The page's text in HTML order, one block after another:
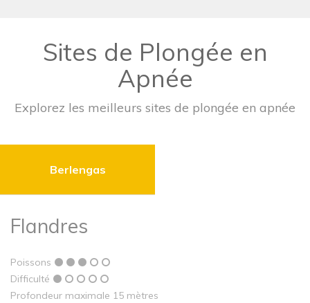
Sites de Plongée en
Apnée
Explorez les meilleurs sites de plongée en apnée
Berlengas
Flandres
Poissons
Difficulté
Profondeur maximale 15 mètres